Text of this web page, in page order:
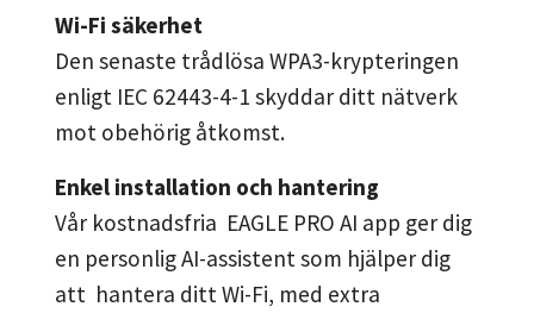
Wi-Fi säkerhet
Den senaste trådlösa WPA3-krypteringen
enligt IEC 62443-4-1 skyddar ditt nätverk
mot obehörig åtkomst.
Enkel installation och hantering
Vår kostnadsfria EAGLE PRO AI app ger dig
en personlig AI-assistent som hjälper dig
att hantera ditt Wi-Fi, med extra